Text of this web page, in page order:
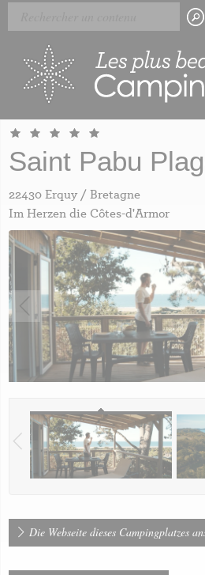
Skip
main
Saint Pabu
22430 Erquy / Bretagne
Im Herzen die Côtes-d'Armor
Die Webseite dieses Campingplatzes
Cookie-Einstellungen